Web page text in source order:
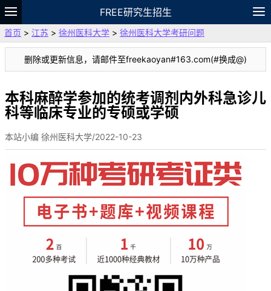
FREE研究生招生
题库
故事 专题 APP 笔记
论坛
VIP
资料
首页 > 江苏 > 徐州医科大学 > 徐州医科大学考研问题
删除或更新信息，请邮件至freekaoyan#163.com(#换成@)
本科麻醉学参加的统考调剂内外科急诊儿
科等临床专业的专硕或学硕
本站小编 徐州医科大学/2022-10-23